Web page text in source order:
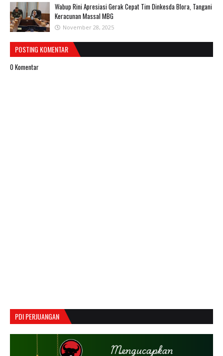
Wabup Rini Apresiasi Gerak Cepat Tim Dinkesda Blora, Tangani
Keracunan Massal MBG
November 28, 2025
POSTING KOMENTAR
0 Komentar
PDI PERJUANGAN